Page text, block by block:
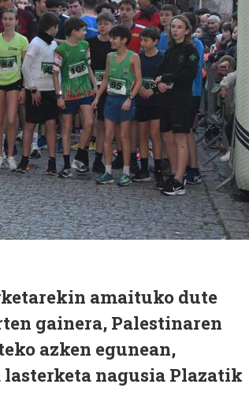
amaituko dute
gainera, Palestinaren
azken egunean,
lasterketa nagusia Plazatik